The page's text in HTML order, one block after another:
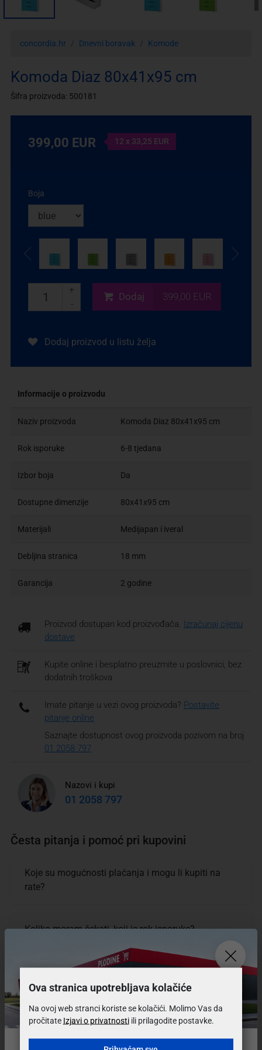
concordia.hr Dnevni boravak Komode
Komoda Diaz 80x41x95 cm
Šifra proizvoda: 500181
399,00 EUR 12 x 33,25 EUR
Boja
+
-
Dodaj 399,00 EUR
Dodaj proizvod u listu želja
Informacije o proizvodu
Naziv proizvoda Komoda Diaz 80x41x95 cm
Rok isporuke 6-8 tjedana
Izbor boja Da
Dostupne dimenzije 80x41x95 cm
Materijali Medijapan i iveral
Debljina stranica 18 mm
Garancija 2 godine
Proizvod dostupan kod proizvođača.
Izračunaj cijenu
dostave
Kupite online i besplatno preuzmite u poslovnici, bez
dodatnih troškova
Imate pitanje u vezi ovog proizvoda? Postavite
pitanje online
Saznajte dostupnost ovog proizvoda pozivom na broj
01 2058 797
Nazovi i kupi
01 2058 797
Česta pitanja i pomoć pri kupovini
Koje su mogućnosti plaćanja i mogu li kupiti na
rate?
Koliko moram čekati, koji je rok isporuke?
Koji su uvijeti i cijena dostave?
Mogu li vratiti ili zamijeniti proizvod?
Ova stranica upotrebljava kolačiće
Na ovoj web stranci koriste se kolačići. Molimo Vas da
pročitate Izjavi o privatnostiili prilagodite postavke.